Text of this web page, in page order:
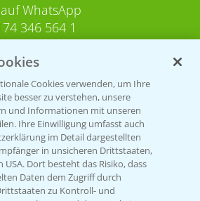
WhatsApp
346 564 1
30-20220
Cookies verwenden, um Ihre
besser zu verstehen, unsere
und Informationen mit unseren
Ihre Einwilligung umfasst auch
im Detail dargestellten
in unsicheren Drittstaaten,
Dort besteht das Risiko, dass
Daten dem Zugriff durch
zu Kontroll- und